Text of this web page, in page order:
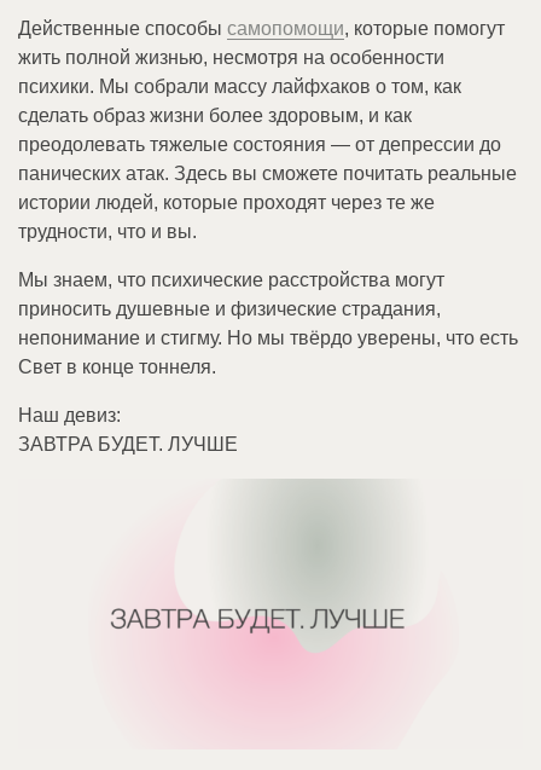
Действенные способы самопомощи, которые помогут
жить полной жизнью, несмотря на особенности
психики. Мы собрали массу лайфхаков о том, как
сделать образ жизни более здоровым, и как
преодолевать тяжелые состояния — от депрессии до
панических атак. Здесь вы сможете почитать реальные
истории людей, которые проходят через те же
трудности, что и вы.
Мы знаем, что психические расстройства могут
приносить душевные и физические страдания,
непонимание и стигму. Но мы твёрдо уверены, что есть
Свет в конце тоннеля.
Наш девиз:
ЗАВТРА БУДЕТ. ЛУЧШЕ